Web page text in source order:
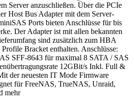
Server anzuschließen. Über die PCIe
Host Bus Adapter mit dem Server-
Ports bieten Anschlüsse für bis
Der Adapter ist mit allen bekannten
sind zusätzlich zum HBA
Bracket enthalten. Anschlüsse:
SFF-8643 für maximal 8 SATA / SAS
12GBit/s Inkl. Full &
der neuesten IT Mode Firmware
für FreeNAS, TrueNAS, Unraid,
mehr